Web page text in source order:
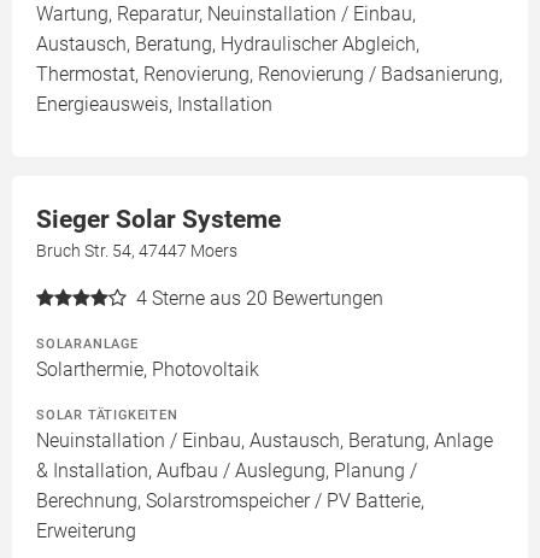
Wartung, Reparatur, Neuinstallation / Einbau,
Austausch, Beratung, Hydraulischer Abgleich,
Thermostat, Renovierung, Renovierung / Badsanierung,
Energieausweis, Installation
Sieger Solar Systeme
Bruch Str. 54, 47447 Moers
4 Sterne aus 20 Bewertungen
SOLARANLAGE
Solarthermie, Photovoltaik
SOLAR TÄTIGKEITEN
Neuinstallation / Einbau, Austausch, Beratung, Anlage
& Installation, Aufbau / Auslegung, Planung /
Berechnung, Solarstromspeicher / PV Batterie,
Erweiterung